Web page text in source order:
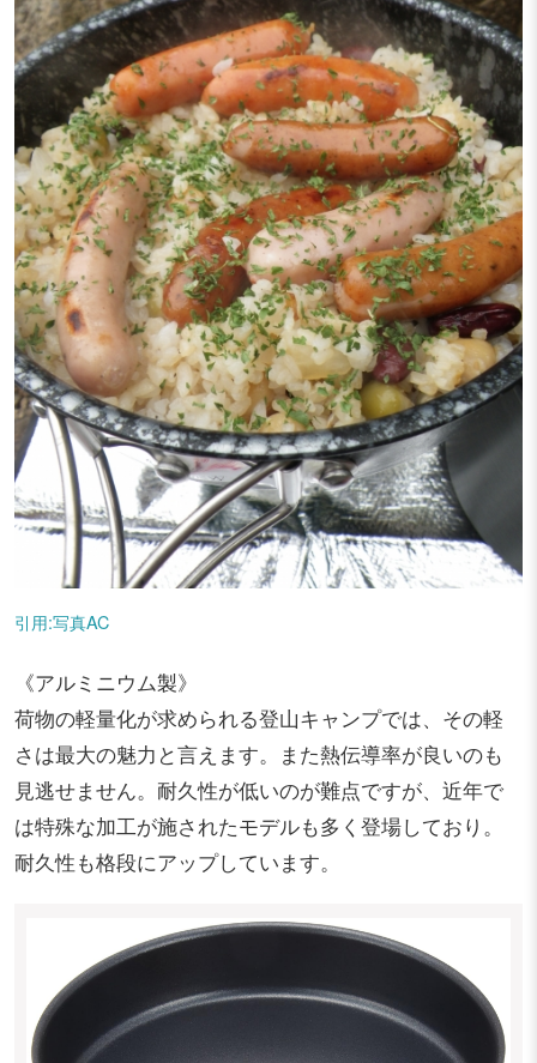
引用:写真AC
《アルミニウム製》
荷物の軽量化が求められる登山キャンプでは、その軽
さは最大の魅力と言えます。また熱伝導率が良いのも
見逃せません。耐久性が低いのが難点ですが、近年で
は特殊な加工が施されたモデルも多く登場しており。
耐久性も格段にアップしています。